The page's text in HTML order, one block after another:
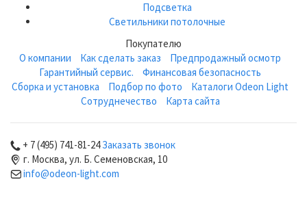
Подсветка
Светильники потолочные
Покупателю
О компании
Как сделать заказ
Предпродажный осмотр
Гарантийный сервис.
Финансовая безопасность
Сборка и установка
Подбор по фото
Каталоги Odeon Light
Сотруднечество
Карта сайта
+ 7 (495) 741-81-24Заказать звонок
г. Москва, ул. Б. Семеновская, 10
info@odeon-light.com